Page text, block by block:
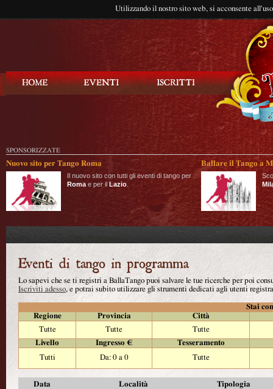
Utilizzando il nostro sito web, si acconsente
SPONSORIZZATE
Nuovo sito per Tango Roma
Il nuovo sito con tutti gli eventi di tango per
Roma e per il Lazio
Ballare il Tango a
Lo sapevi che se ti registri a BallaTango puoi salvare le tue ricerche per poi
Iscriviti adesso, e potrai subito utilizzare gli strumenti dedicati agli utenti
Stai
Regione
Provincia
Città
Tutte
Tutte
Tutte
Livello
Ingresso €
Tesseramento
Tutti
Da: 0 a 0 Tutte
Data Località Tipologia